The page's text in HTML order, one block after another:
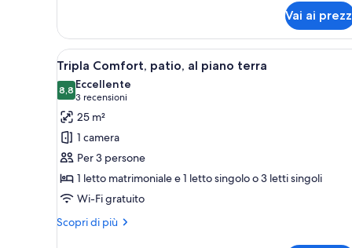
patio,
al
piano
terra
Vai ai
Apri
tutte
le
foto
per
Tripla
Comfort,
patio,
al
piano
Una camera d'albergo con
6
Tripla Comfort, patio, al piano terra
8,88,8 su 10
Eccellente
3 recensioni
(3
recensioni)
25 m²
1 camera
Per 3 persone
1 letto matrimoniale e 1 letto singolo o 3 letti singoli
Wi-Fi gratuito
Scopri di più
Altri